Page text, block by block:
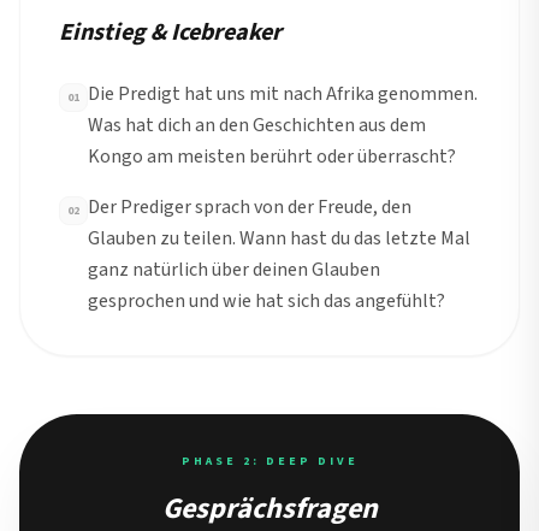
Einstieg & Icebreaker
01 Die Predigt hat uns mit nach Afrika genommen.
Was hat dich an den Geschichten aus dem
Kongo am meisten berührt oder überrascht?
02 Der Prediger sprach von der Freude, den
Glauben zu teilen. Wann hast du das letzte Mal
ganz natürlich über deinen Glauben
gesprochen und wie hat sich das angefühlt?
PHASE 2: DEEP DIVE
Gesprächsfragen